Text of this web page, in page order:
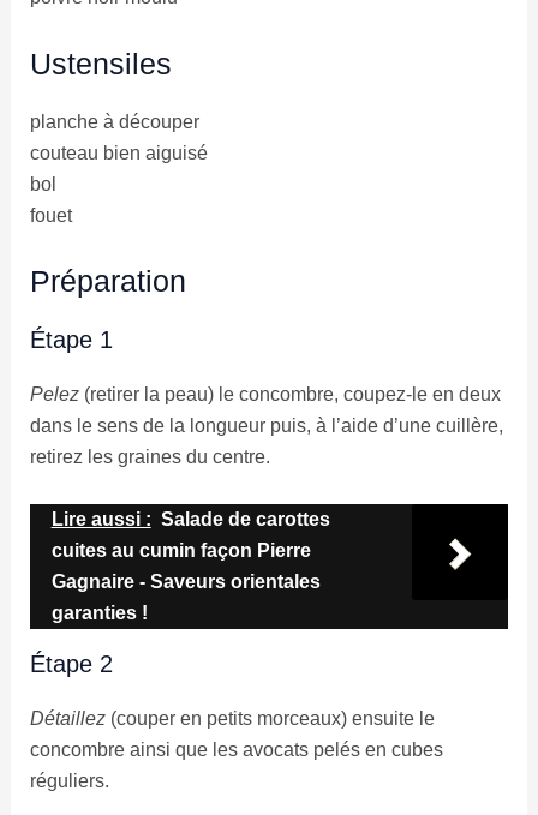
Ustensiles
planche à découper
couteau bien aiguisé
bol
fouet
Préparation
Étape 1
Pelez(retirer la peau) le concombre, coupez-le en deux
dans le sens de la longueur puis, à l’aide d’une cuillère,
retirez les graines du centre.
Lire aussi : Salade de carottes
cuites au cumin façon Pierre
Gagnaire - Saveurs orientales
garanties !
Étape 2
Détaillez(couper en petits morceaux) ensuite le
concombre ainsi que les avocats pelés en cubes
réguliers.